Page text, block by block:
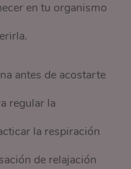
en tu organismo
antes de acostarte
regular la
la respiración
de relajación